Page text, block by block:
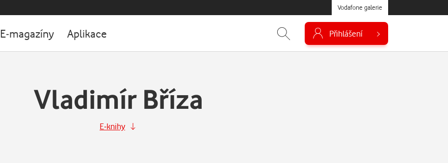
Vodafone galerie
E-magazíny Aplikace Přihlášení
Vladimír Bříza
E-knihy